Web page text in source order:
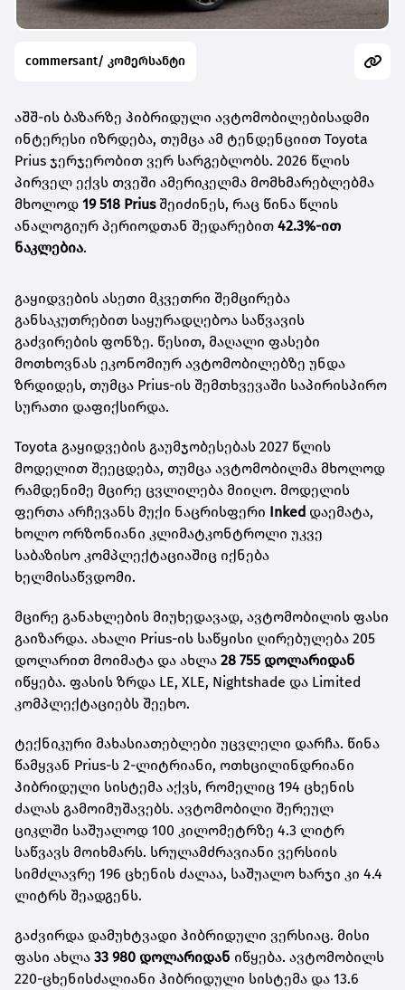
commersant/ კომერსანტი
აშშ-ის ბაზარზე ჰიბრიდული ავტომობილებისადმი
ინტერესი იზრდება, თუმცა ამ ტენდენციით Toyota
Prius ჯერჯერობით ვერ სარგებლობს. 2026 წლის
პირველ ექვს თვეში ამერიკელმა მომხმარებლებმა
მხოლოდ 19 518 Priusშეიძინეს, რაც წინა წლის
ანალოგიურ პერიოდთან შედარებით 42.3%-ით
ნაკლებია.
გაყიდვების ასეთი მკვეთრი შემცირება
განსაკუთრებით საყურადღებოა საწვავის
გაძვირების ფონზე. წესით, მაღალი ფასები
მოთხოვნას ეკონომიურ ავტომობილებზე უნდა
ზრდიდეს, თუმცა Prius-ის შემთხვევაში საპირისპირო
სურათი დაფიქსირდა.
Toyota გაყიდვების გაუმჯობესებას 2027 წლის
მოდელით შეეცდება, თუმცა ავტომობილმა მხოლოდ
რამდენიმე მცირე ცვლილება მიიღო. მოდელის
ფერთა არჩევანს მუქი ნაცრისფერი Inked დაემატა,
ხოლო ორზონიანი კლიმატკონტროლი უკვე
საბაზისო კომპლექტაციაშიც იქნება
ხელმისაწვდომი.
მცირე განახლების მიუხედავად, ავტომობილის ფასი
გაიზარდა. ახალი Prius-ის საწყისი ღირებულება 205
დოლარით მოიმატა და ახლა 28 755 დოლარიდან
იწყება. ფასის ზრდა LE, XLE, Nightshade და Limited
კომპლექტაციებს შეეხო.
ტექნიკური მახასიათებლები უცვლელი დარჩა. წინა
წამყვან Prius-ს 2-ლიტრიანი, ოთხცილინდრიანი
ჰიბრიდული სისტემა აქვს, რომელიც 194 ცხენის
ძალას გამოიმუშავებს. ავტომობილი შერეულ
ციკლში საშუალოდ 100 კილომეტრზე 4.3 ლიტრ
საწვავს მოიხმარს. სრულამძრავიანი ვერსიის
სიმძლავრე 196 ცხენის ძალაა, საშუალო ხარჯი კი 4.4
ლიტრს შეადგენს.
გაძვირდა დამუხტვადი ჰიბრიდული ვერსიაც. მისი
ფასი ახლა 33 980 დოლარიდან იწყება. ავტომობილს
220-ცხენისძალიანი ჰიბრიდული სისტემა და 13.6